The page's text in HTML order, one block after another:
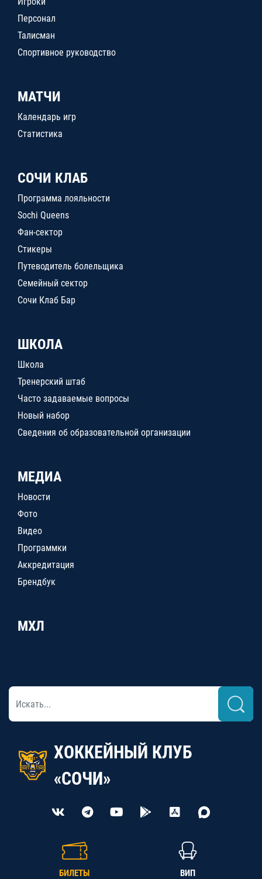
Персонал
Талисман
Спортивное руководство
МАТЧИ
Календарь игр
Статистика
СОЧИ КЛАБ
Программа лояльности
Sochi Queens
Фан-сектор
Стикеры
Путеводитель болельщика
Семейный сектор
Сочи Клаб Бар
ШКОЛА
Школа
Тренерский штаб
Часто задаваемые вопросы
Новый набор
Сведения об образовательной организации
МЕДИА
Новости
Фото
Видео
Программки
Аккредитация
Брендбук
МХЛ
ХОККЕЙНЫЙ КЛУБ
«СОЧИ»
БИЛЕТЫ ВИП